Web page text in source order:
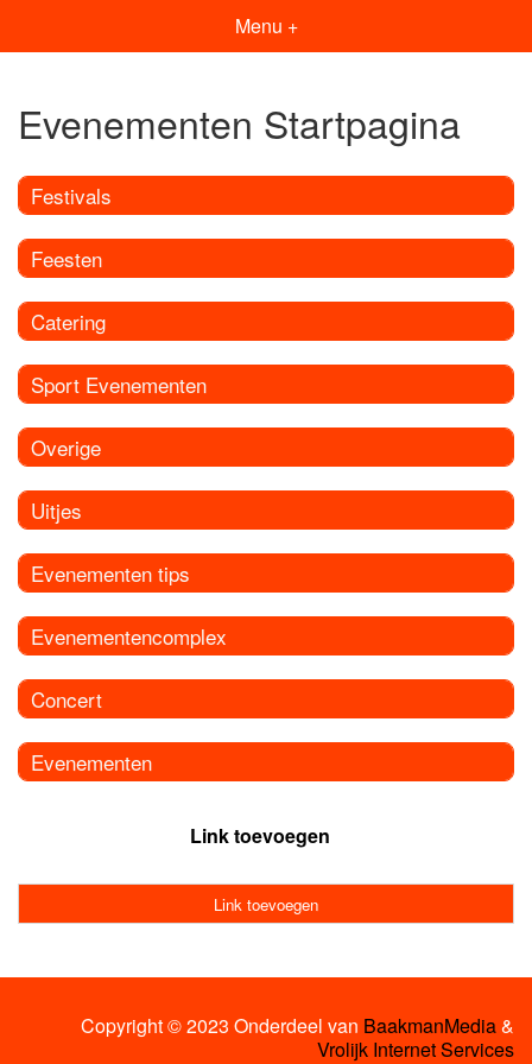
Menu +
Evenementen Startpagina
Festivals
Feesten
Catering
Sport Evenementen
Overige
Uitjes
Evenementen tips
Evenementencomplex
Concert
Evenementen
Link toevoegen
Link toevoegen
Copyright © 2023 Onderdeel van BaakmanMedia&
Vrolijk Internet Services